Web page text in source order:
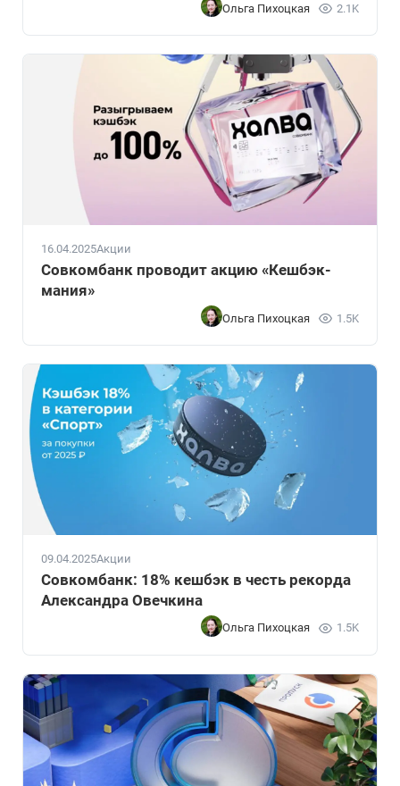
Ольга Пихоцкая 2.1K
16.04.2025Акции
Совкомбанк проводит акцию «Кешбэк-
мания»
Ольга Пихоцкая 1.5K
09.04.2025Акции
Совкомбанк: 18% кешбэк в честь рекорда
Александра Овечкина
Ольга Пихоцкая 1.5K